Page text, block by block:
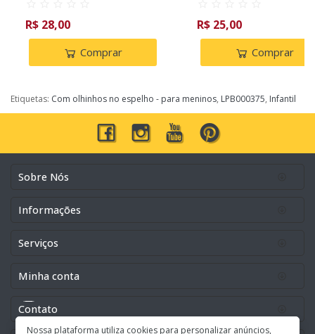
Nossa plataforma utiliza cookies para personalizar anúncios,
R$ 28,00
Comprar
R$ 25,00
Comprar
Etiquetas: Com olhinhos no espelho - para meninos, LPB000375, Infantil
Sobre Nós
Informações
Serviços
Minha conta
Contato